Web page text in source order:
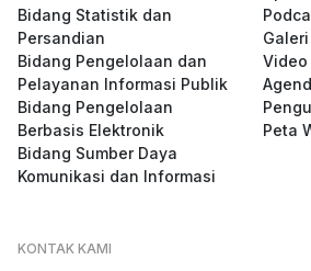
Bidang Statistik dan
Persandian
Bidang Pengelolaan dan
Pelayanan Informasi Publik
Bidang Pengelolaan
Berbasis Elektronik
Bidang Sumber Daya
Komunikasi dan Informasi
Video
Peta
KONTAK KAMI